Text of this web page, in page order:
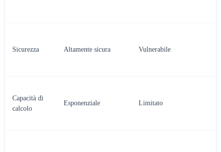
Sicurezza Altamente sicura Vulnerabile
Capacità di
calcolo
Esponenziale Limitato